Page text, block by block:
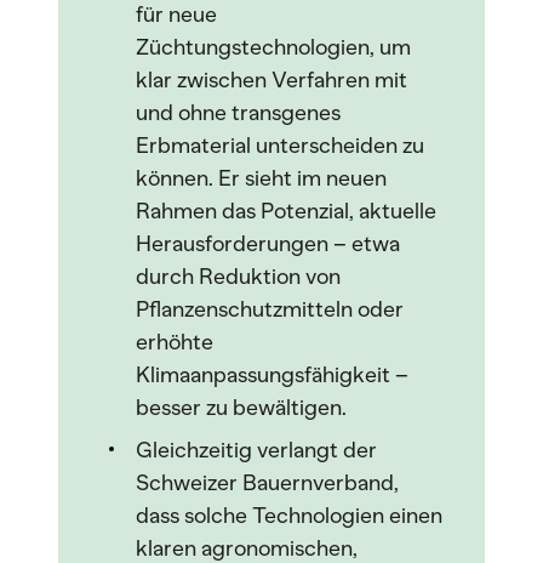
für neue
Züchtungstechnologien, um
klar zwischen Verfahren mit
und ohne transgenes
Erbmaterial unterscheiden zu
können. Er sieht im neuen
Rahmen das Potenzial, aktuelle
Herausforderungen – etwa
durch Reduktion von
Pflanzenschutzmitteln oder
erhöhte
Klimaanpassungsfähigkeit –
besser zu bewältigen.
Gleichzeitig verlangt der
Schweizer Bauernverband,
dass solche Technologien einen
klaren agronomischen,